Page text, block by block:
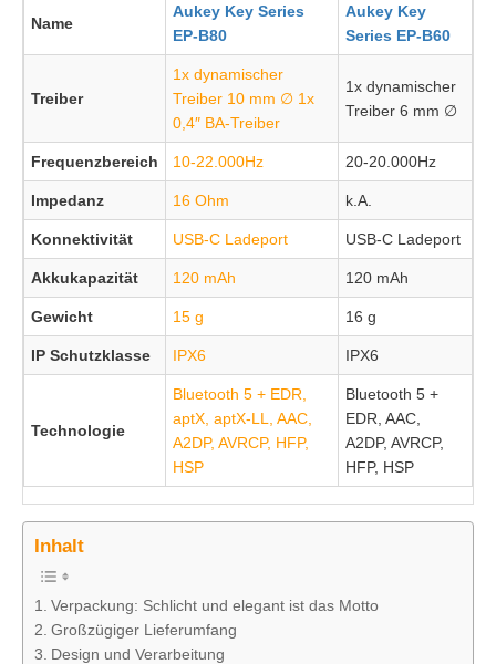
Name
Aukey Key Series
EP-B80
Aukey Key
Series EP-B60
Treiber
1x dynamischer
Treiber 10 mm ∅ 1x
0,4″ BA-Treiber
1x dynamischer
Treiber 6 mm ∅
Frequenzbereich 10-22.000Hz 20-20.000Hz
Impedanz 16 Ohm k.A.
Konnektivität USB-C Ladeport USB-C Ladeport
Akkukapazität 120 mAh 120 mAh
Gewicht 15 g 16 g
IP Schutzklasse IPX6 IPX6
Technologie
Bluetooth 5 + EDR,
aptX, aptX-LL, AAC,
A2DP, AVRCP, HFP,
HSP
Bluetooth 5 +
EDR, AAC,
A2DP, AVRCP,
HFP, HSP
Inhalt
Verpackung: Schlicht und elegant ist das Motto
Großzügiger Lieferumfang
Design und Verarbeitung